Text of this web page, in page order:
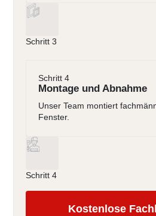
Schritt 3
Schritt 4
Montage und Abnahme
Unser Team montiert
Fenster.
Schritt 4
Kostenlose